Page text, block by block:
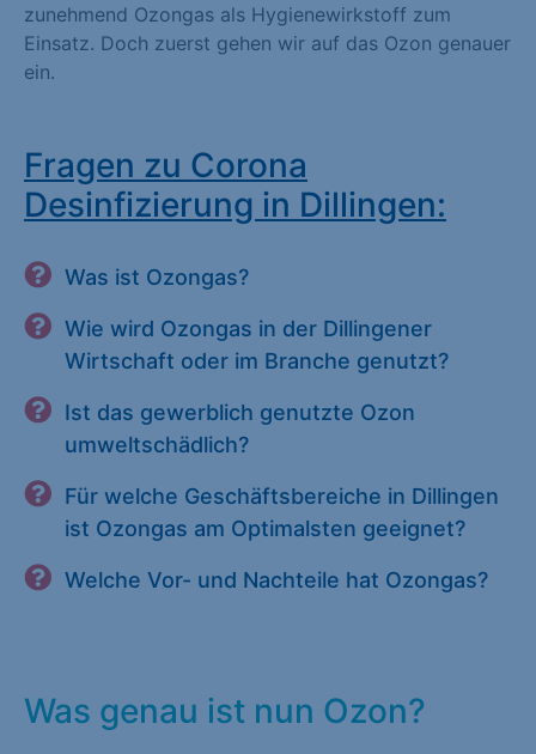
zunehmend Ozongas als Hygienewirkstoff zum
Einsatz. Doch zuerst gehen wir auf das Ozon genauer
ein.
Fragen zu Corona
Desinfizierung in Dillingen:
Was ist Ozongas?
Wie wird Ozongas in der Dillingener
Wirtschaft oder im Branche genutzt?
Ist das gewerblich genutzte Ozon
umweltschädlich?
Für welche Geschäftsbereiche in Dillingen
ist Ozongas am Optimalsten geeignet?
Welche Vor- und Nachteile hat Ozongas?
Was genau ist nun Ozon?